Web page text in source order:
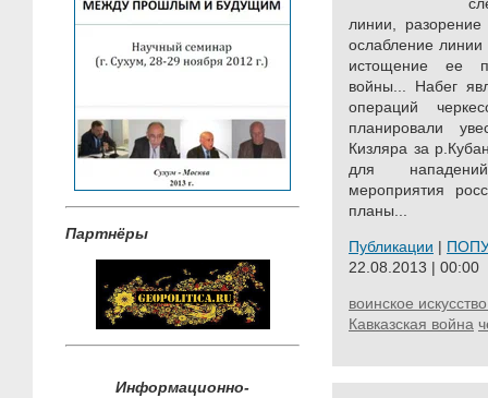
Партнёры
Информационно-
линии, разорение
ослабление
истощение ее
войны... Набег
операций
планировали
Кизляра за
для
мероприятия
планы...
Публикации |
22.08.2013 | 00:00
воинское
Кавказская война